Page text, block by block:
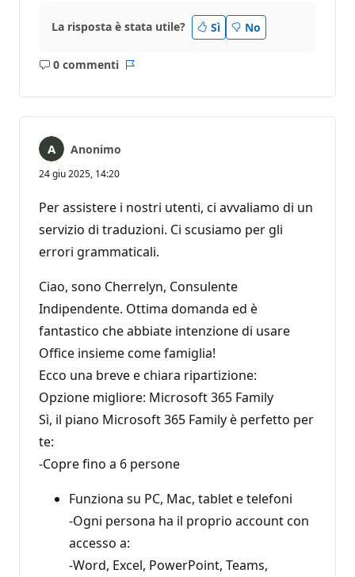
La risposta è stata utile? Sì No
0 commenti
Nessun
Anonimo
24 giu 2025, 14:20
Per assistere i nostri utenti, ci avvaliamo di un
servizio di traduzioni. Ci scusiamo per gli
errori grammaticali.
Ciao, sono Cherrelyn, Consulente
Indipendente. Ottima domanda ed è
fantastico che abbiate intenzione di usare
Office insieme come famiglia!
Ecco una breve e chiara ripartizione:
Opzione migliore: Microsoft 365 Family
Sì, il piano Microsoft 365 Family è perfetto per
te:
-Copre fino a 6 persone
Funziona su PC, Mac, tablet e telefoni
-Ogni persona ha il proprio account con
accesso a:
-Word, Excel, PowerPoint, Teams,